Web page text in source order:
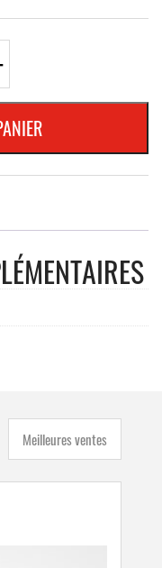
Meilleures ventes